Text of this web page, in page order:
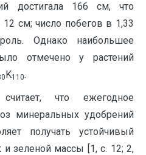
достигала 166 см, что
см; число побегов в 1,33
Однако наибольшее
отмечено у растений
K110.
что ежегодное
минеральных удобрений
получать устойчивый
и зеленой массы [1, с. 12; 2,